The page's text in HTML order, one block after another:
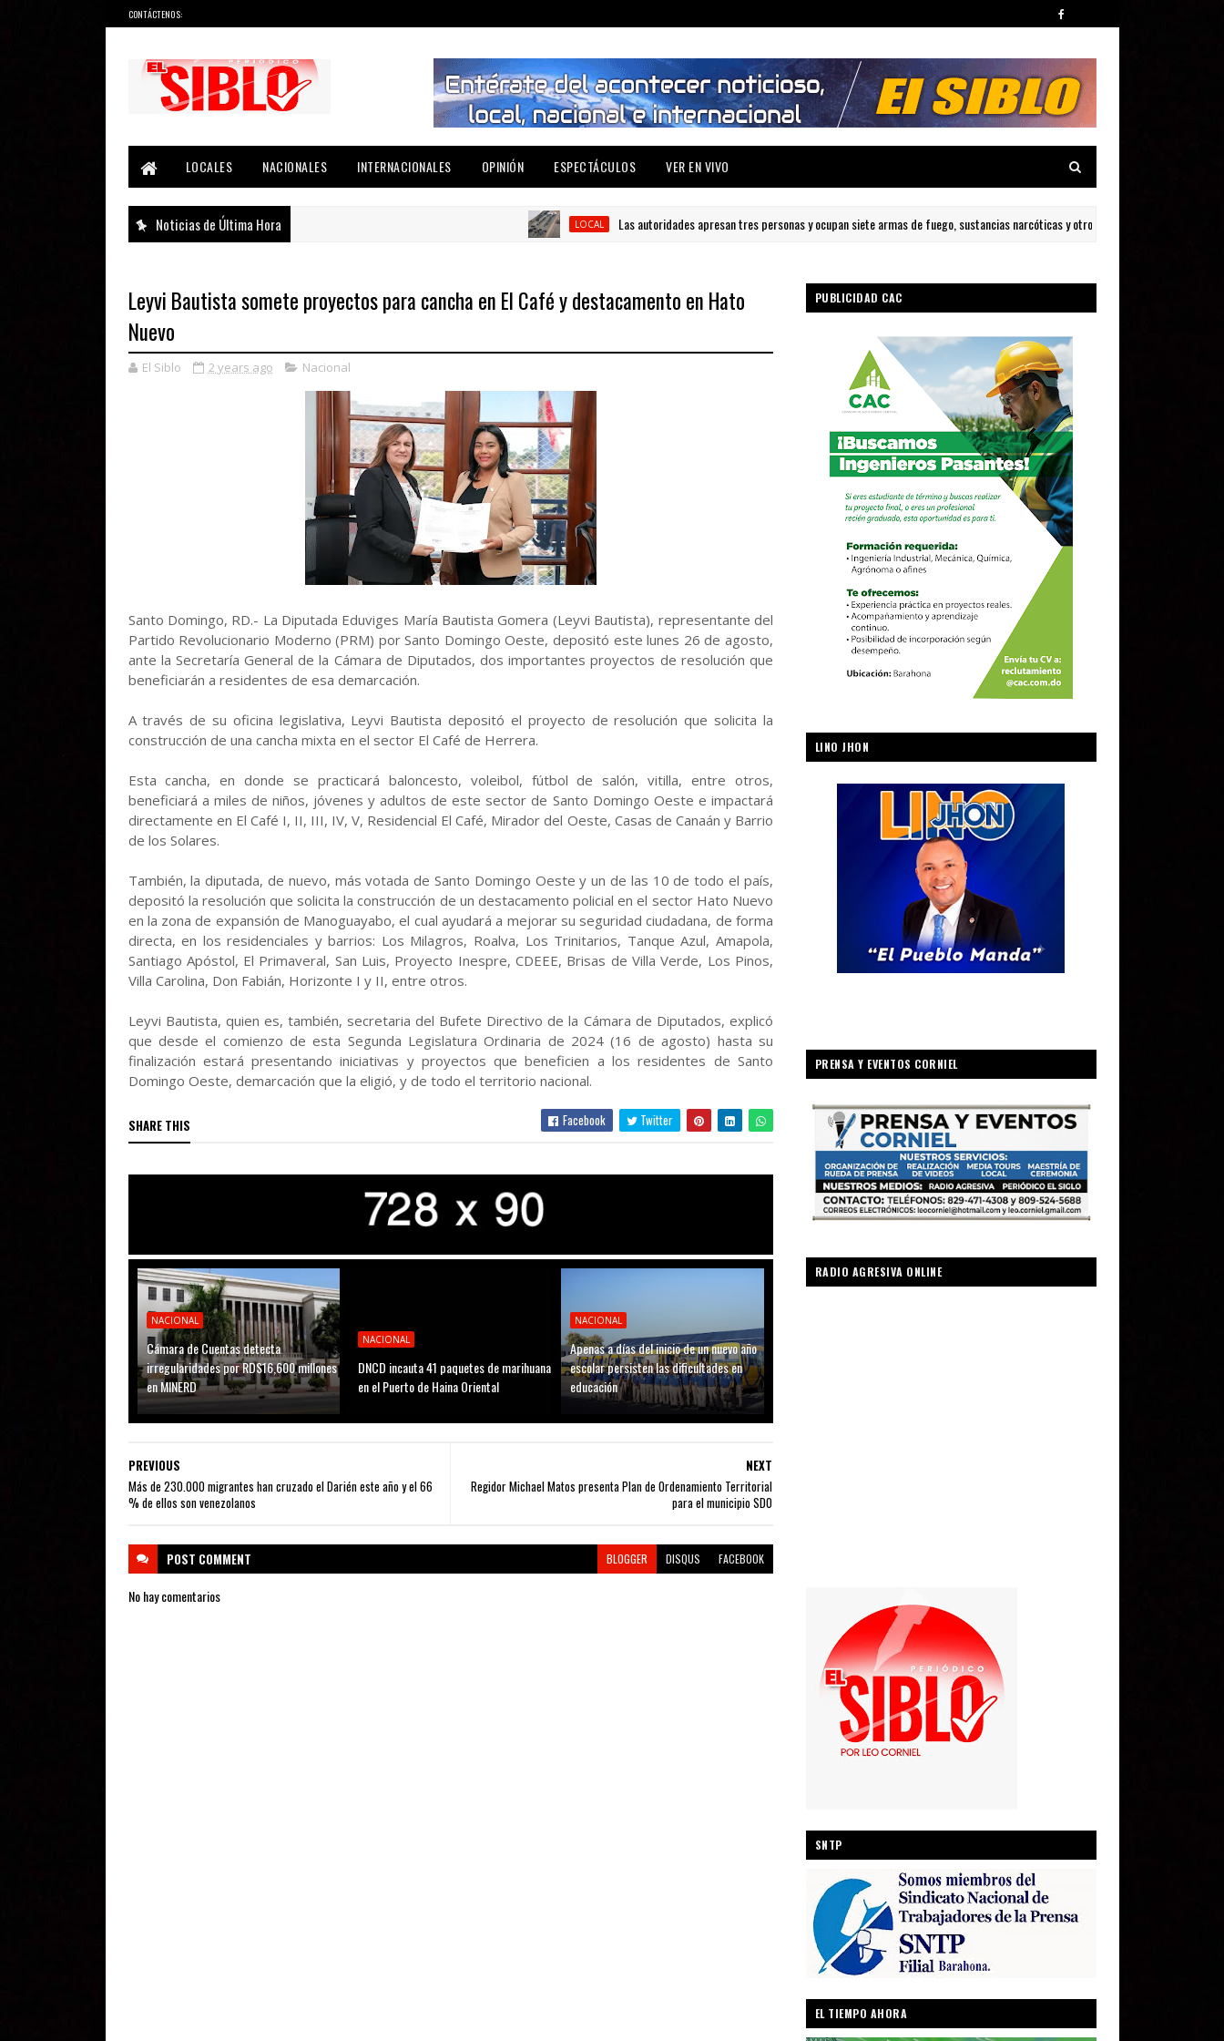
CONTÁCTENOS:
LOCALES
NACIONALES INTERNACIONALES OPINIÓN ESPECTÁCULOS VER EN VIVO
Noticias de Última Hora LOCAL Las autoridades apresan tres personas y ocupan siete armas de fuego, sustancias narcóticas y otros ilícitos durante allanamientos
Leyvi Bautista somete proyectos para cancha en El Café y destacamento en Hato
Nuevo
El Siblo 2 years ago Nacional
Santo Domingo, RD.- La Diputada Eduviges María Bautista Gomera (Leyvi Bautista), representante del
Partido Revolucionario Moderno (PRM) por Santo Domingo Oeste, depositó este lunes 26 de agosto,
ante la Secretaría General de la Cámara de Diputados, dos importantes proyectos de resolución que
beneficiarán a residentes de esa demarcación.
A través de su oficina legislativa, Leyvi Bautista depositó el proyecto de resolución que solicita la
construcción de una cancha mixta en el sector El Café de Herrera.
Esta cancha, en donde se practicará baloncesto, voleibol, fútbol de salón, vitilla, entre otros,
beneficiará a miles de niños, jóvenes y adultos de este sector de Santo Domingo Oeste e impactará
directamente en El Café I, II, III, IV, V, Residencial El Café, Mirador del Oeste, Casas de Canaán y Barrio
de los Solares.
También, la diputada, de nuevo, más votada de Santo Domingo Oeste y un de las 10 de todo el país,
depositó la resolución que solicita la construcción de un destacamento policial en el sector Hato Nuevo
en la zona de expansión de Manoguayabo, el cual ayudará a mejorar su seguridad ciudadana, de forma
directa, en los residenciales y barrios: Los Milagros, Roalva, Los Trinitarios, Tanque Azul, Amapola,
Santiago Apóstol, El Primaveral, San Luis, Proyecto Inespre, CDEEE, Brisas de Villa Verde, Los Pinos,
Villa Carolina, Don Fabián, Horizonte I y II, entre otros.
Leyvi Bautista, quien es, también, secretaria del Bufete Directivo de la Cámara de Diputados, explicó
que desde el comienzo de esta Segunda Legislatura Ordinaria de 2024 (16 de agosto) hasta su
finalización estará presentando iniciativas y proyectos que beneficien a los residentes de Santo
Domingo Oeste, demarcación que la eligió, y de todo el territorio nacional.
SHARE THIS Facebook Twitter
NACIONAL
Cámara de Cuentas detecta
irregularidades por RD$16,600 millones
en MINERD
NACIONAL
DNCD incauta 41 paquetes de marihuana
en el Puerto de Haina Oriental
NACIONAL
Apenas a días del inicio de un nuevo año
escolar persisten las dificultades en
educación
NEXT
Regidor Michael Matos presenta Plan de Ordenamiento Territorial
para el municipio SDO
PREVIOUS
Más de 230.000 migrantes han cruzado el Darién este año y el 66
% de ellos son venezolanos
POST COMMENT BLOGGER DISQUS FACEBOOK
No hay comentarios
PUBLICIDAD CAC
LINO JHON
PRENSA Y EVENTOS CORNIEL
RADIO AGRESIVA ONLINE
SNTP
EL TIEMPO AHORA